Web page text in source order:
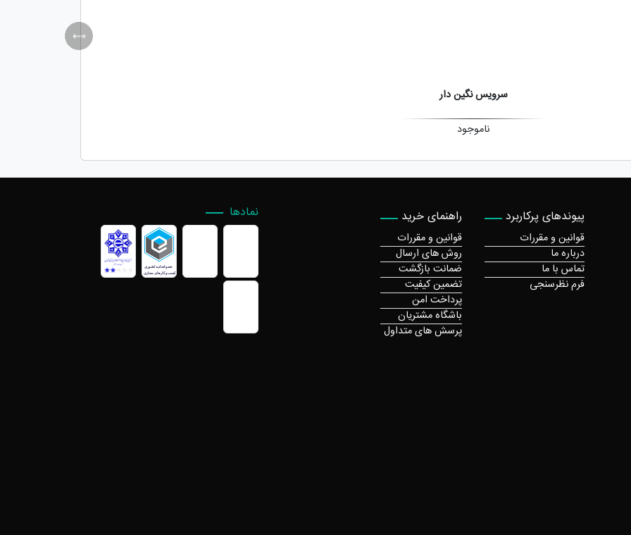
سرویس نگین دار
ناموجود
پیوندهای پرکاربرد
قوانین و مقررات
درباره ما
تماس با ما
فرم نظرسنجی
راهنمای خرید
قوانین و مقررات
روش های ارسال
ضمانت بازگشت
تضمین کیفیت
پرداخت امن
باشگاه مشتریان
پرسش های متداول
نمادها